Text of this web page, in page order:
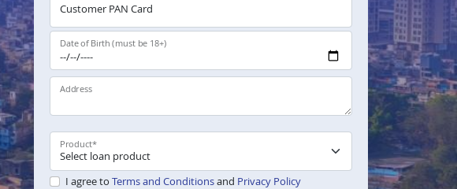
Customer PAN Card
Date of Birth (must be 18+)
Address
Product*
I agree to Terms and Conditionsand Privacy Policy